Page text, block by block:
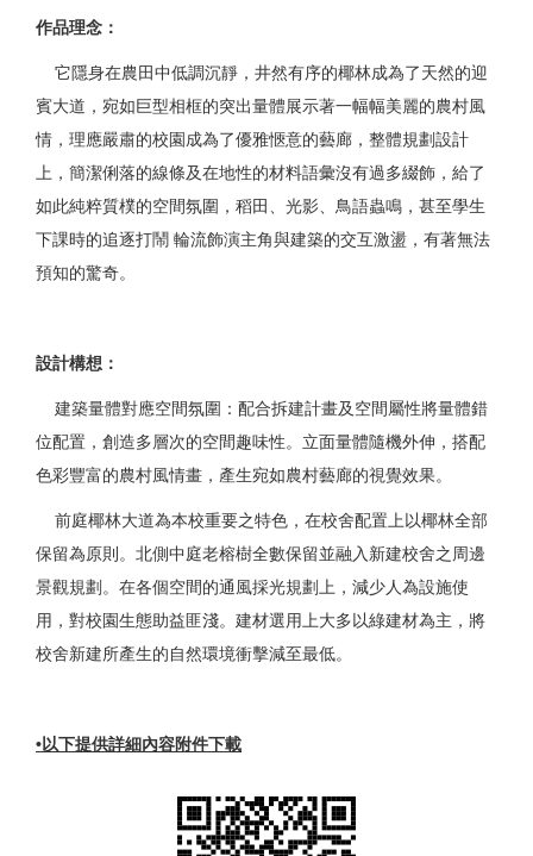
作品理念：
它隱身在農田中低調沉靜，井然有序的椰林成為了天然的迎
賓大道，宛如巨型相框的突出量體展示著一幅幅美麗的農村風
情，理應嚴肅的校園成為了優雅愜意的藝廊，整體規劃設計
上，簡潔俐落的線條及在地性的材料語彙沒有過多綴飾，給了
如此純粹質樸的空間氛圍，稻田、光影、鳥語蟲鳴，甚至學生
下課時的追逐打鬧 輪流飾演主角與建築的交互激盪，有著無法
預知的驚奇。
設計構想：
建築量體對應空間氛圍：配合拆建計畫及空間屬性將量體錯
位配置，創造多層次的空間趣味性。立面量體隨機外伸，搭配
色彩豐富的農村風情畫，產生宛如農村藝廊的視覺效果。
前庭椰林大道為本校重要之特色，在校舍配置上以椰林全部
保留為原則。北側中庭老榕樹全數保留並融入新建校舍之周邊
景觀規劃。在各個空間的通風採光規劃上，減少人為設施使
用，對校園生態助益匪淺。建材選用上大多以綠建材為主，將
校舍新建所產生的自然環境衝擊減至最低。
•以下提供詳細內容附件下載